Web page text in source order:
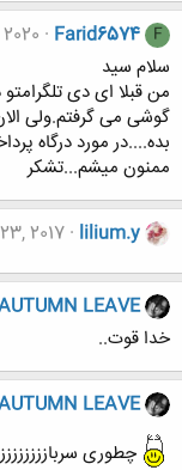
F
Farid6574
سلام سید
من قبلا ای دی
گوشی می گرفتم.ولی
بده....در مورد درگاه
ممنون میشم...تشکر
lilium.y
2017
LEAVE
خدا قوت..
LEAVE
چطوری